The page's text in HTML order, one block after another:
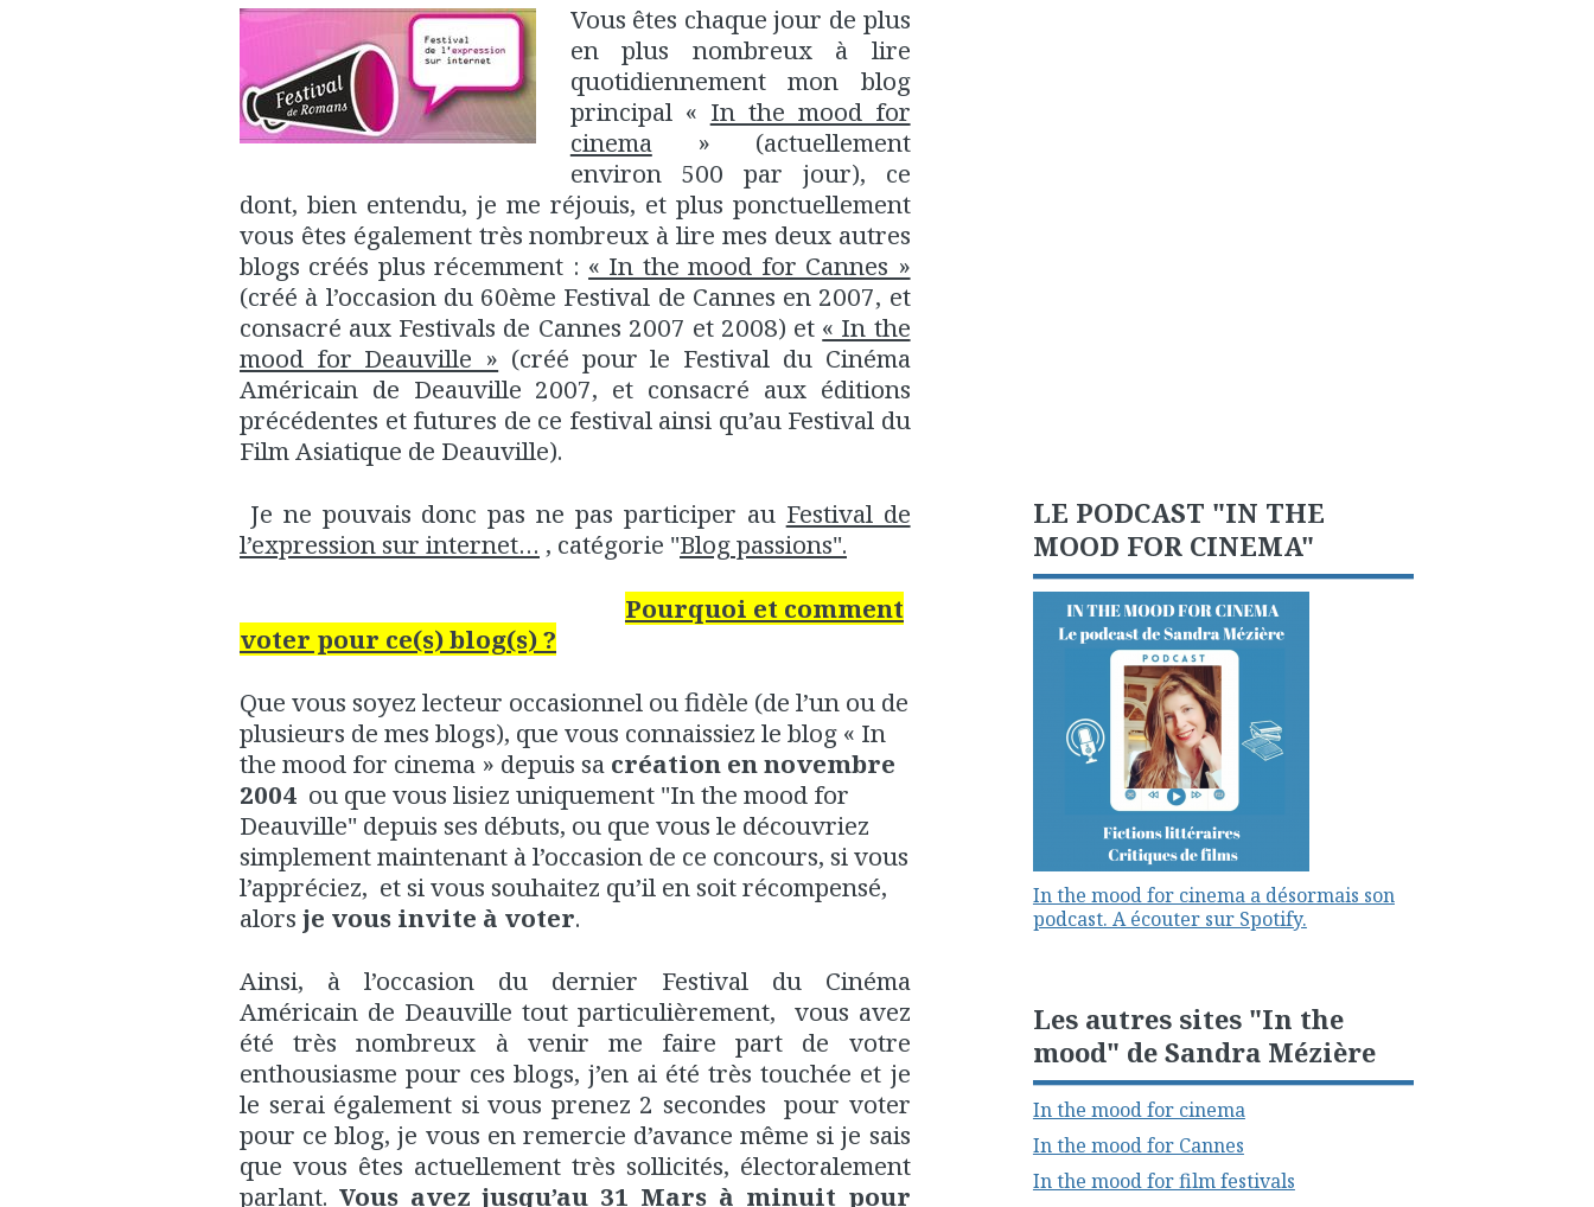
Vous êtes chaque jour de plus
en plus nombreux à lire
quotidiennement mon blog
principal « In the mood for
cinema» (actuellement
environ 500 par jour), ce
dont, bien entendu, je me réjouis, et plus ponctuellement
vous êtes également très nombreux à lire mes deux autres
blogs créés plus récemment : « In the mood for Cannes »
(créé à l’occasion du 60ème Festival de Cannes en 2007, et
consacré aux Festivals de Cannes 2007 et 2008) et « In the
mood for Deauville » (créé pour le Festival du Cinéma
Américain de Deauville 2007, et consacré aux éditions
précédentes et futures de ce festival ainsi qu’au Festival du
Film Asiatique de Deauville).
Je ne pouvais donc pas ne pas participer au Festival de
l’expression sur internet… , catégorie "Blog passions".
Pourquoi et comment
voter pour ce(s) blog(s) ?
Que vous soyez lecteur occasionnel ou fidèle (de l’un ou de
plusieurs de mes blogs), que vous connaissiez le blog « In
the mood for cinema » depuis sa création en novembre
2004 ou que vous lisiez uniquement "In the mood for
Deauville" depuis ses débuts, ou que vous le découvriez
simplement maintenant à l’occasion de ce concours, si vous
l’appréciez, et si vous souhaitez qu’il en soit récompensé,
alors je vous invite à voter.
Ainsi, à l’occasion du dernier Festival du Cinéma
Américain de Deauville tout particulièrement, vous avez
été très nombreux à venir me faire part de votre
enthousiasme pour ces blogs, j’en ai été très touchée et je
le serai également si vous prenez 2 secondes pour voter
pour ce blog, je vous en remercie d’avance même si je sais
que vous êtes actuellement très sollicités, électoralement
parlant. Vous avez jusqu’au 31 Mars à minuit pour
LE PODCAST "IN THE
MOOD FOR CINEMA"
In the mood for cinema a désormais son
podcast. A écouter sur Spotify.
Les autres sites "In the
mood" de Sandra Mézière
In the mood for cinema
In the mood for Cannes
In the mood for film festivals